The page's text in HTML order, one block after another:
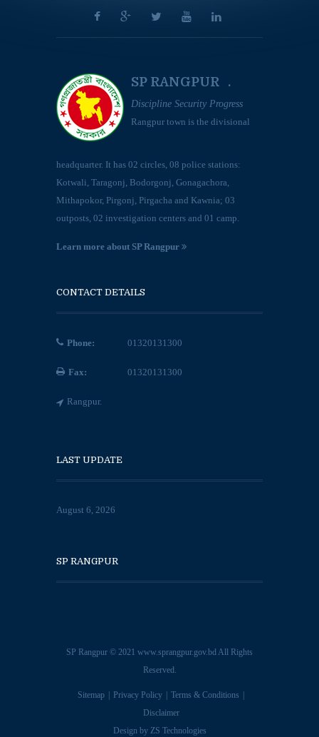
SP RANGPUR .
Discipline Security Progress
Rangpur town is the divisional
headquarter. It has 02 circles, 08 police stations:
Kotwali, Taragonj, Bodorgonj, Gonagachora,
Mithapokor, Pirgonj, Pirgacha and Kawnia; 03
outposts, 02 investigation centers and 01 camp.
Learn more about SP Rangpur
CONTACT DETAILS
Phone: 01320131300
Fax: 01320131300
Rangpur.
LAST UPDATE
August 6, 2026
SP RANGPUR
SP Rangpur © 2021 www.sprangpur.gov.bd All Rights
Reserved.
Sitemap Privacy Policy
Terms & Conditions
Disclaimer
Design by ZS Technologies